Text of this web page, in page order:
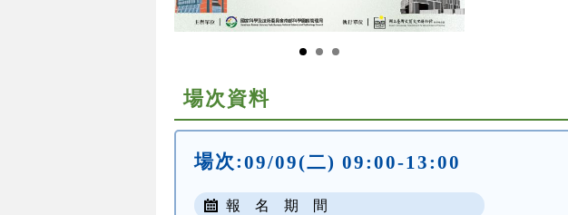
場次資料
場次:09/09(二) 09:00-13:00
報 名 期 間